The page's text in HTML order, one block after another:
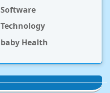
Software
Technology
baby Health